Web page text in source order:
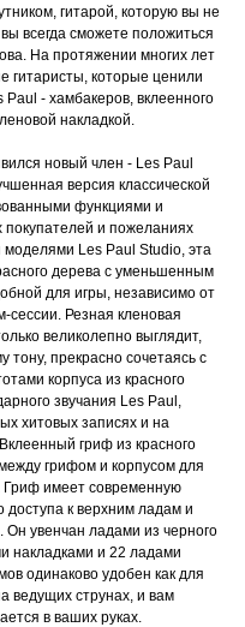
гитарой, которую вы не
всегда сможете положиться
На протяжении многих лет
гитаристы, которые ценили
- хамбакеров, вклеенного
накладкой.
новый член - Les Paul
версия классической
функциями и
и пожеланиях
Les Paul Studio, эта
дерева с уменьшенным
для игры, независимо от
Резная кленовая
великолепно выглядит,
тону, прекрасно сочетаясь с
корпуса из красного
звучания Les Paul,
хитовых записях и на
гриф из красного
грифом и корпусом для
Гриф имеет современную
доступа к верхним ладам и
увенчан ладами из черного
накладками и 22 ладами
одинаково удобен как для
ведущих струнах, и вам
в ваших руках.